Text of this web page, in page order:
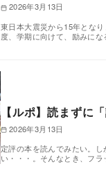
2026年3月13日
東日本大震災から15年とな
度、学期に向けて、励みに
【ルポ】読まずに
2026年3月13日
定評の本を読んでみたい。
い・・・。そんなとき、フ